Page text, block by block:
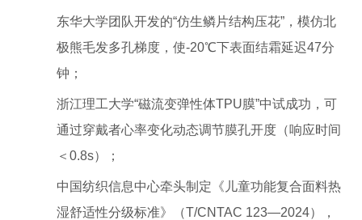
东华大学团队开发的“仿生鳞片结构压花”，模仿北
极熊毛发多孔梯度，使-20℃下表面结霜延迟47分
钟；
浙江理工大学“磁流变弹性体TPU膜”中试成功，可
通过穿戴者心率变化动态调节膜孔开度（响应时间
＜0.8s）；
中国纺织信息中心牵头制定《儿童功能复合面料热
湿舒适性分级标准》（T/CNTAC 123—2024），